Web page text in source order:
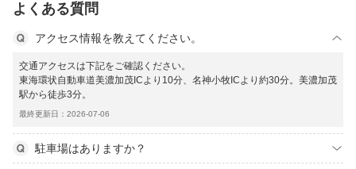
よくある質問
アクセス情報を教えてください。
交通アクセスは下記をご確認ください。
東海環状自動車道美濃加茂ICより10分、名神小牧ICより約30分。美濃加茂
駅から徒歩3分。
最終更新日：2026-07-06
駐車場はありますか？